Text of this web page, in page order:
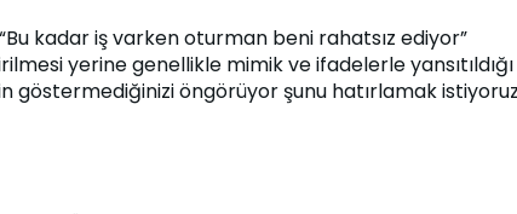
kadar iş varken oturman beni rahatsız ediyor”
yerine genellikle mimik ve ifadelerle
göstermediğinizi öngörüyor şunu hatırlamak